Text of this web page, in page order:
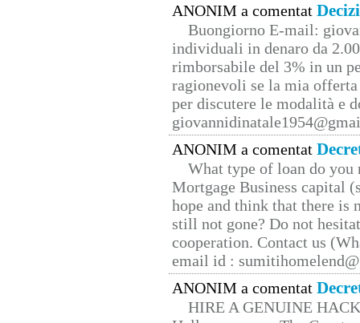
ANONIM a comentat
Buongiorno E-mail:
individuali in denaro da
rimborsabile del 3% in un
ragionevoli se la mia
per discutere le modalità e
ANONIM a comentat
What type of loan do you
Mortgage Business capital
hope and think that there is
still not gone? Do not
cooperation. Contact us
email id :
ANONIM a comentat
HIRE A GENUINE